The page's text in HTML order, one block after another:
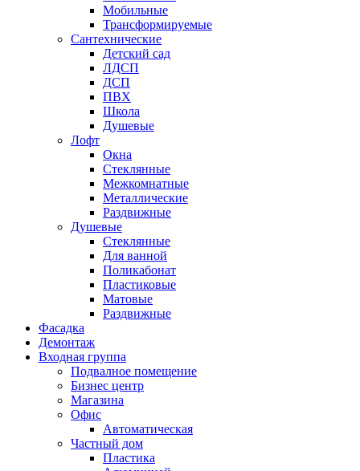
Мобильные
Трансформируемые
Сантехнические
Детский сад
ЛДСП
ДСП
ПВХ
Школа
Душевые
Лофт
Окна
Стеклянные
Межкомнатные
Металлические
Раздвижные
Душевые
Стеклянные
Для ванной
Поликабонат
Пластиковые
Матовые
Раздвижные
Фасадка
Демонтаж
Входная группа
Подвалное помещение
Бизнес центр
Магазина
Офис
Автоматическая
Частный дом
Пластика